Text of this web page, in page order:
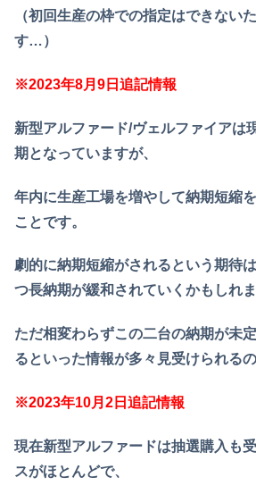
（初回生産の枠での指定はできない
す…）
※2023年8月9日追記情報
新型アルファード/ヴェルファイアは
期となっていますが、
年内に生産工場を増やして納期短縮
ことです。
劇的に納期短縮がされるという期待
つ長納期が緩和されていくかもしれま
ただ相変わらずこの二台の納期が未
るといった情報が多々見受けられるの
※2023年10月2日追記情報
現在新型アルファードは抽選購入も
スがほとんどで、